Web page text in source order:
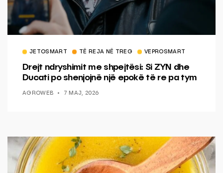
JETOSMART TË REJA NË TREG VEPROSMART
Drejt ndryshimit me shpejtësi: Si ZYN dhe
Ducati po shenjojnë një epokë të re pa tym
AGROWEB 7 MAJ, 2026